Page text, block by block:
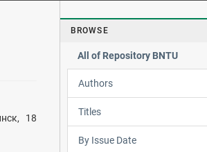
18
BROWSE
All of Repository BNTU
Authors
Titles
By Issue Date